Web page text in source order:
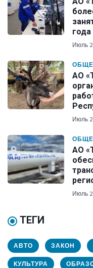
года
Июль
АО
Июль
АО
Июль
ТЕГИ
АВТО ЗАКОН
КУЛЬТУРА